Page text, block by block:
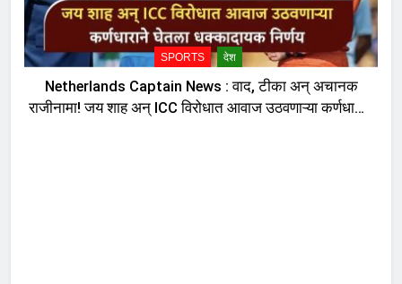
SPORTS देश
Netherlands Captain News : वाद, टीका अन् अचानक
राजीनामा! जय शाह अन् ICC विरोधात आवाज उठवणाऱ्या कर्णधाराने